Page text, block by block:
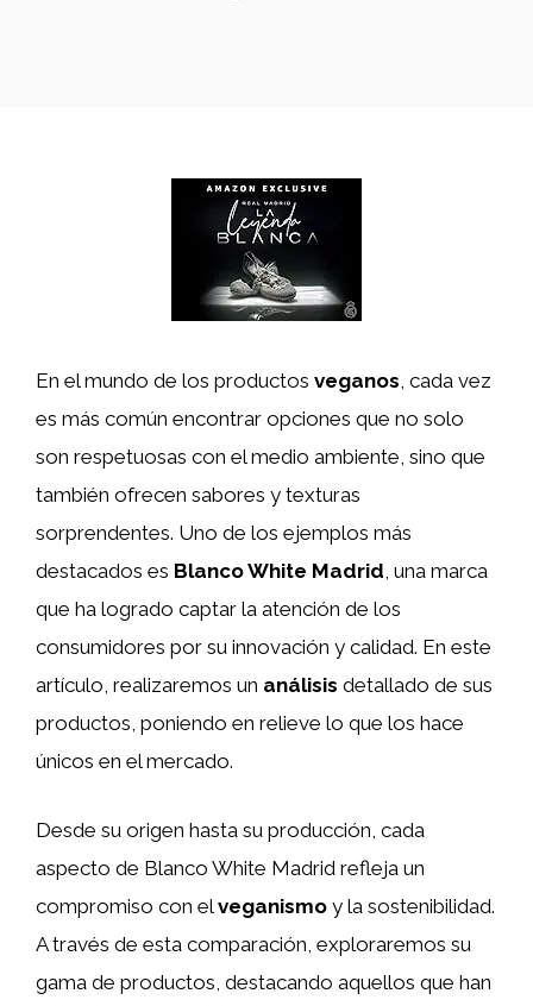
En el mundo de los productos veganos, cada vez
es más común encontrar opciones que no solo
son respetuosas con el medio ambiente, sino que
también ofrecen sabores y texturas
sorprendentes. Uno de los ejemplos más
destacados es Blanco White Madrid, una marca
que ha logrado captar la atención de los
consumidores por su innovación y calidad. En este
artículo, realizaremos un análisis detallado de sus
productos, poniendo en relieve lo que los hace
únicos en el mercado.
Desde su origen hasta su producción, cada
aspecto de Blanco White Madrid refleja un
compromiso con elveganismo y la sostenibilidad.
A través de esta comparación, exploraremos su
gama de productos, destacando aquellos que han